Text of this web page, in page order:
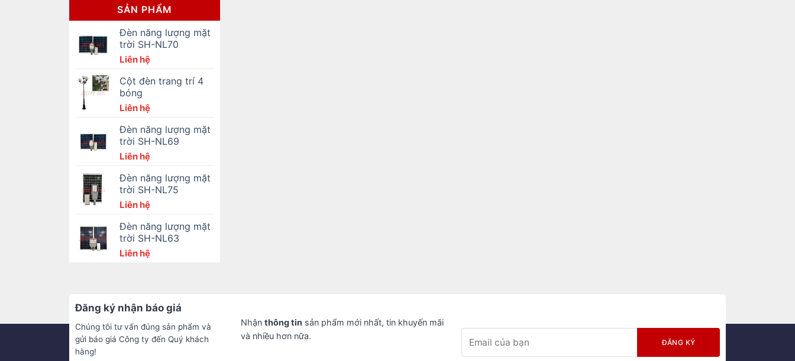
SẢN PHẨM
Đèn năng lượng mặt
trời SH-NL70
Liên hệ
Cột đèn trang trí 4
bóng
Liên hệ
Đèn năng lượng mặt
trời SH-NL69
Liên hệ
Đèn năng lượng mặt
trời SH-NL75
Liên hệ
Đèn năng lượng mặt
trời SH-NL63
Liên hệ
Đăng ký nhận báo giá
Chúng tôi tư vấn đúng sản phẩm và
gửi báo giá Công ty đến Quý khách
hàng!
Nhận thông tin sản phẩm mới nhất, tin khuyến mãi
và nhiều hơn nữa.